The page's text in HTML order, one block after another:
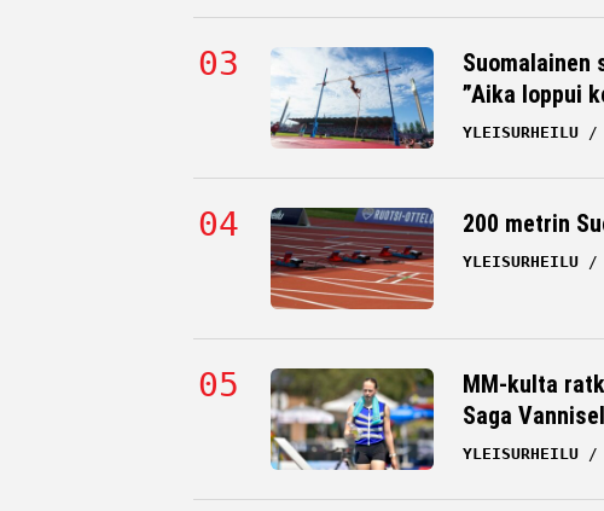
Suomalainen
”Aika loppui
YLEISURHEILU
200 metrin
YLEISURHEILU
MM-kulta
Saga
YLEISURHEILU